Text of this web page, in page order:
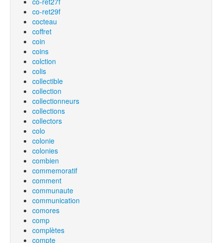
co-ret29f
cocteau
coffret
coin
coins
colction
colis
collectible
collection
collectionneurs
collections
collectors
colo
colonie
colonies
combien
commemoratif
comment
communaute
communication
comores
comp
complètes
compte